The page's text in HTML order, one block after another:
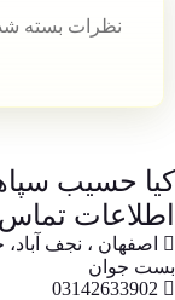
نظرات بسته
کیا حسیب
اطلاعات تماس
اصفهان ، نجف آباد،
بست جوان
03142633902